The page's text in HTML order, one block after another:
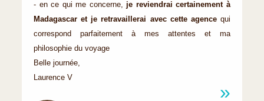
- en ce qui me concerne, je reviendrai certainement à
Madagascar et je retravaillerai avec cette agencequi
correspond parfaitement à mes attentes et ma
philosophie du voyage
Belle journée,
Laurence V